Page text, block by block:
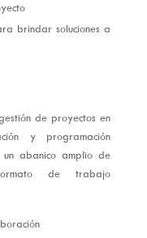
brindar soluciones a
de proyectos en
y programación
abanico amplio de
de trabajo